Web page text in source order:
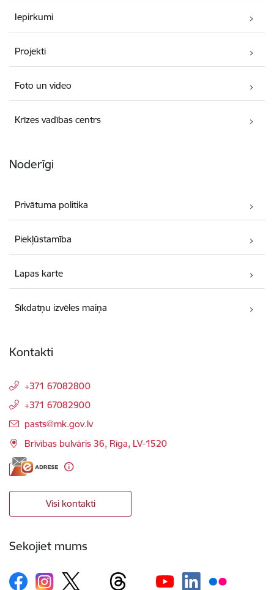
Iepirkumi
Projekti
Foto un video
Krīzes vadības centrs
Noderīgi
Privātuma politika
Piekļūstamība
Lapas karte
Sīkdatņu izvēles maiņa
Kontakti
+371 67082800
+371 67082900
E-pasts:
pasts@mk.gov.lv
Brīvības bulvāris 36, Rīga, LV-1520
Visi kontakti
Sekojiet mums